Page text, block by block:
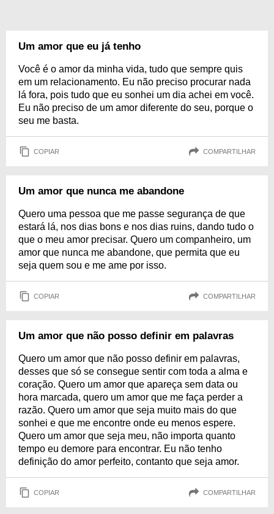
Um amor que eu já tenho
Você é o amor da minha vida, tudo que sempre quis
em um relacionamento. Eu não preciso procurar nada
lá fora, pois tudo que eu sonhei um dia achei em você.
Eu não preciso de um amor diferente do seu, porque o
seu me basta.
COPIAR COMPARTILHAR
Um amor que nunca me abandone
Quero uma pessoa que me passe segurança de que
estará lá, nos dias bons e nos dias ruins, dando tudo o
que o meu amor precisar. Quero um companheiro, um
amor que nunca me abandone, que permita que eu
seja quem sou e me ame por isso.
COPIAR COMPARTILHAR
Um amor que não posso definir em palavras
Quero um amor que não posso definir em palavras,
desses que só se consegue sentir com toda a alma e
coração. Quero um amor que apareça sem data ou
hora marcada, quero um amor que me faça perder a
razão. Quero um amor que seja muito mais do que
sonhei e que me encontre onde eu menos espere.
Quero um amor que seja meu, não importa quanto
tempo eu demore para encontrar. Eu não tenho
definição do amor perfeito, contanto que seja amor.
COPIAR COMPARTILHAR